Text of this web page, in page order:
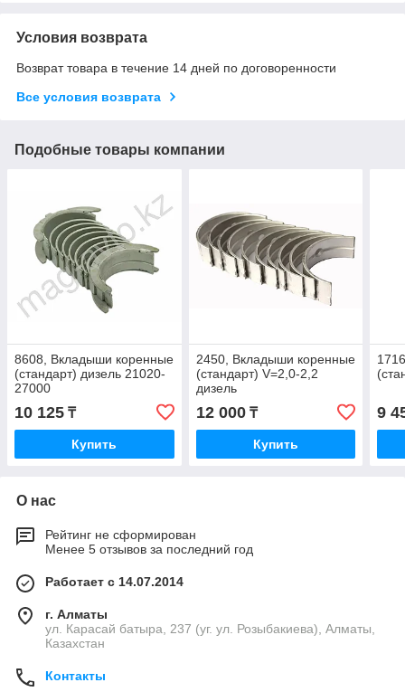
Условия возврата
Возврат товара в течение 14 дней по договоренности
Все условия возврата
Подобные товары компании
8608, Вкладыши коренные
(стандарт) дизель 21020-
27000
10 125 ₸
Купить
2450, Вкладыши коренные
(стандарт) V=2,0-2,2
дизель
12 000₸
Купить
9
О нас
Рейтинг не сформирован
Менее 5 отзывов за последний год
Работает с 14.07.2014
г. Алматы
ул. Карасай батыра, 237 (уг. ул. Розыбакиева), Алматы,
Казахстан
Контакты